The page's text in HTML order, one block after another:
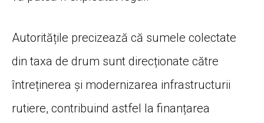
Autoritățile precizează că sumele colectate
din taxa de drum sunt direcționate către
întreținerea și modernizarea infrastructurii
rutiere, contribuind astfel la finanțarea